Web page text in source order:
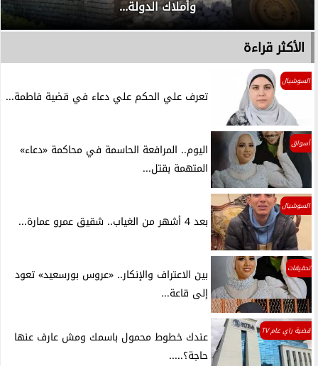
وأملاك الدولة...
الأكثر قراءة
السوشيال
تعرف علي الحكم علي دعاء في قضية فاطمة...
أسواق
اليوم.. المرافعة الحاسمة في محاكمة «دعاء»
المتهمة بقتل...
السوشيال
بعد 4 أشهر من الغياب.. شقيق عمرو عمارة...
تحقيقات
بين الاعتراف والإنكار.. «عروس بورسعيد» تعود
إلى قاعة...
قضية راي عام TV
عندك خطوط محمول باسمك ومش عارف عنها
حاجة؟.....